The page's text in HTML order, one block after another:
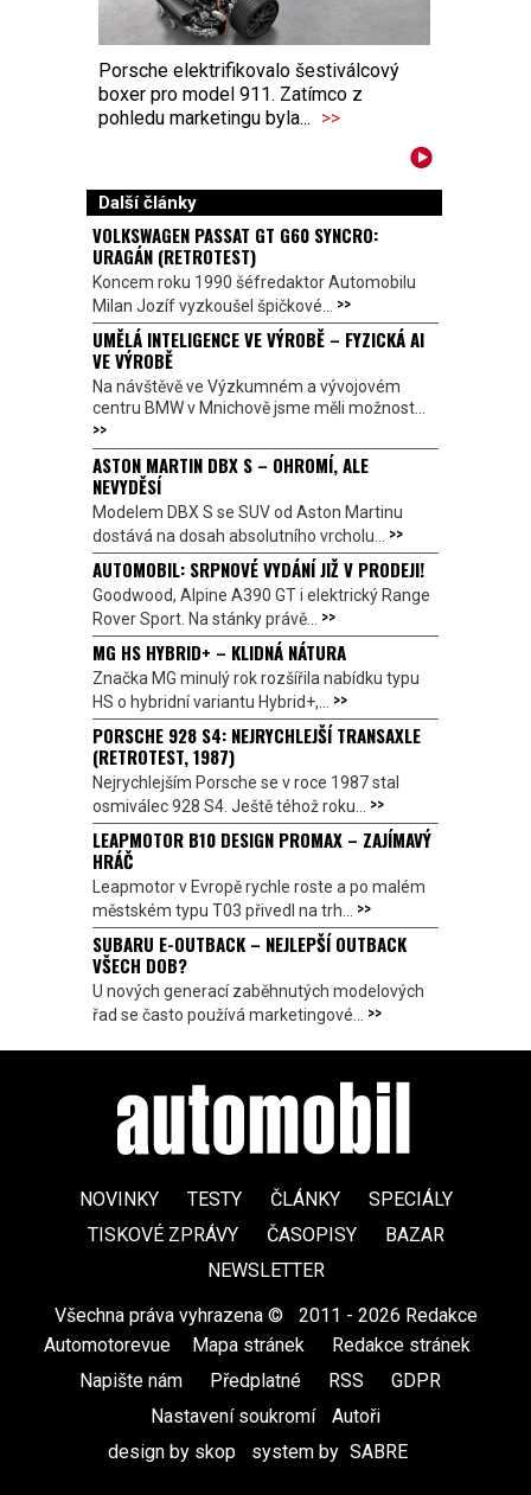
Porsche elektrifikovalo šestiválcový
boxer pro model 911. Zatímco z
pohledu marketingu byla... >>
Další články
VOLKSWAGEN PASSAT GT G60 SYNCRO:
URAGÁN (RETROTEST)
Koncem roku 1990 šéfredaktor Automobilu
Milan Jozíf vyzkoušel špičkové... >>
UMĚLÁ INTELIGENCE VE VÝROBĚ – FYZICKÁ AI
VE VÝROBĚ
Na návštěvě ve Výzkumném a vývojovém
centru BMW v Mnichově jsme měli možnost...
>>
ASTON MARTIN DBX S – OHROMÍ, ALE
NEVYDĚSÍ
Modelem DBX S se SUV od Aston Martinu
dostává na dosah absolutního vrcholu... >>
AUTOMOBIL: SRPNOVÉ VYDÁNÍ JIŽ V PRODEJI!
Goodwood, Alpine A390 GT i elektrický Range
Rover Sport. Na stánky právě... >>
MG HS HYBRID+ – KLIDNÁ NÁTURA
Značka MG minulý rok rozšířila nabídku typu
HS o hybridní variantu Hybrid+,... >>
PORSCHE 928 S4: NEJRYCHLEJŠÍ TRANSAXLE
(RETROTEST, 1987)
Nejrychlejším Porsche se v roce 1987 stal
osmiválec 928 S4. Ještě téhož roku... >>
LEAPMOTOR B10 DESIGN PROMAX – ZAJÍMAVÝ
HRÁČ
Leapmotor v Evropě rychle roste a po malém
městském typu T03 přivedl na trh... >>
SUBARU E-OUTBACK – NEJLEPŠÍ OUTBACK
VŠECH DOB?
U nových generací zaběhnutých modelových
řad se často používá marketingové... >>
NOVINKY TESTY ČLÁNKY
SPECIÁLY
TISKOVÉ ZPRÁVY
ČASOPISY
BAZAR
NEWSLETTER
Všechna práva vyhrazena ©
2011 - 2026 Redakce
Automotorevue
Mapa stránek Redakce stránek
Napište nám
Předplatné RSS GDPR
Nastavení soukromí
Autoři
design by skop
system by SABRE